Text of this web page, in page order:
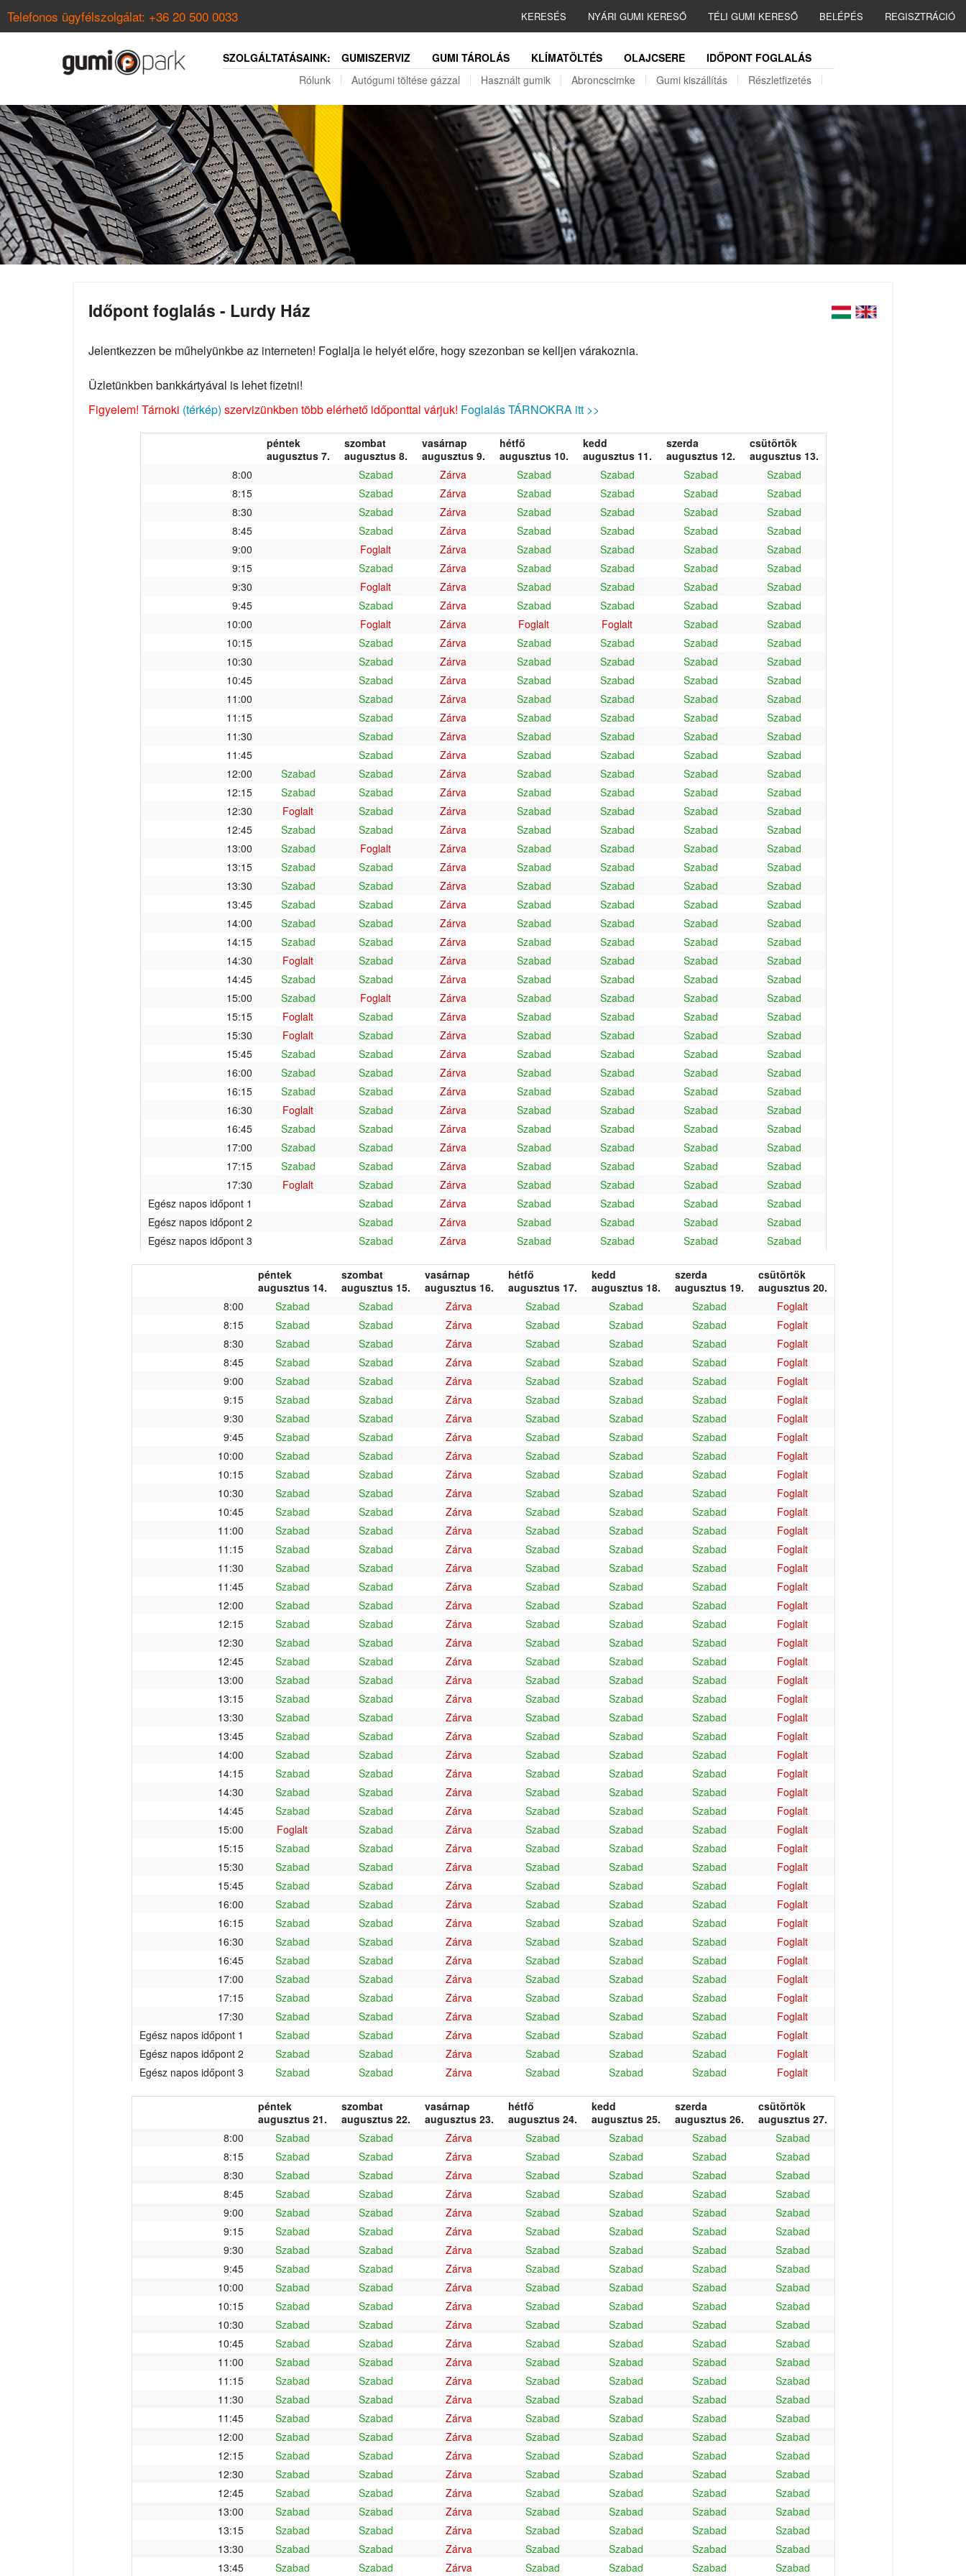
Telefonos ügyfélszolgálat: +36 20 500 0033 KERESÉS NYÁRI GUMI KERESŐ TÉLI GUMI KERESŐ BELÉPÉS REGISZTRÁCIÓ
SZOLGÁLTATÁSAINK: GUMISZERVIZ GUMI TÁROLÁS KLÍMATÖLTÉS OLAJCSERE
IDŐPONT FOGLALÁS
Rólunk
Autógumi töltése gázzal Használt gumik Abroncscimke Gumi kiszállítás Részletfizetés
Időpont foglalás - Lurdy Ház
Jelentkezzen be műhelyünkbe az interneten! Foglalja le helyét előre, hogy szezonban se kelljen várakoznia.
Üzletünkben bankkártyával is lehet fizetni!
Figyelem! Tárnoki (térkép) szervizünkben több elérhető időponttal várjuk! Foglalás TÁRNOKRA itt >>
péntek
augusztus 7.
szombat
augusztus 8.
vasárnap
augusztus 9.
hétfő
augusztus 10.
kedd
augusztus 11.
szerda
augusztus 12.
csütörtök
augusztus 13.
8:00
Szabad Zárva Szabad Szabad Szabad
Szabad
8:15
Szabad Zárva Szabad Szabad Szabad
Szabad
8:30
Szabad Zárva Szabad Szabad Szabad
Szabad
8:45
Szabad Zárva Szabad Szabad Szabad
Szabad
9:00
Foglalt Zárva Szabad Szabad Szabad
Szabad
9:15
Szabad Zárva Szabad Szabad Szabad
Szabad
9:30
Foglalt Zárva Szabad Szabad Szabad
Szabad
9:45
Szabad Zárva Szabad Szabad Szabad
Szabad
10:00
Foglalt Zárva Foglalt Foglalt Szabad
Szabad
10:15
Szabad Zárva Szabad Szabad Szabad
Szabad
10:30
Szabad Zárva Szabad Szabad Szabad
Szabad
10:45
Szabad Zárva Szabad Szabad Szabad
Szabad
11:00
Szabad Zárva Szabad Szabad Szabad
Szabad
11:15
Szabad Zárva Szabad Szabad Szabad
Szabad
11:30
Szabad Zárva Szabad Szabad Szabad
Szabad
11:45
Szabad Zárva Szabad Szabad Szabad
Szabad
12:00
Szabad Szabad Zárva Szabad Szabad Szabad
Szabad
12:15
Szabad Szabad Zárva Szabad Szabad Szabad
Szabad
12:30
Foglalt Szabad Zárva Szabad Szabad Szabad
Szabad
12:45
Szabad Szabad Zárva Szabad Szabad Szabad
Szabad
13:00
Szabad Foglalt Zárva Szabad Szabad Szabad
Szabad
13:15
Szabad Szabad Zárva Szabad Szabad Szabad
Szabad
13:30
Szabad Szabad Zárva Szabad Szabad Szabad
Szabad
13:45
Szabad Szabad Zárva Szabad Szabad Szabad
Szabad
14:00
Szabad Szabad Zárva Szabad Szabad Szabad
Szabad
14:15
Szabad Szabad Zárva Szabad Szabad Szabad
Szabad
14:30
Foglalt Szabad Zárva Szabad Szabad Szabad
Szabad
14:45
Szabad Szabad Zárva Szabad Szabad Szabad
Szabad
15:00
Szabad Foglalt Zárva Szabad Szabad Szabad
Szabad
15:15
Foglalt Szabad Zárva Szabad Szabad Szabad
Szabad
15:30
Foglalt Szabad Zárva Szabad Szabad Szabad
Szabad
15:45
Szabad Szabad Zárva Szabad Szabad Szabad
Szabad
16:00
Szabad Szabad Zárva Szabad Szabad Szabad
Szabad
16:15
Szabad Szabad Zárva Szabad Szabad Szabad
Szabad
16:30
Foglalt Szabad Zárva Szabad Szabad Szabad
Szabad
16:45
Szabad Szabad Zárva Szabad Szabad Szabad
Szabad
17:00
Szabad Szabad Zárva Szabad Szabad Szabad
Szabad
17:15
Szabad Szabad Zárva Szabad Szabad Szabad
Szabad
17:30
Foglalt Szabad Zárva Szabad Szabad Szabad
Szabad
Egész napos időpont 1
Szabad Zárva Szabad Szabad Szabad
Szabad
Egész napos időpont 2
Szabad Zárva Szabad Szabad Szabad
Szabad
Egész napos időpont 3
Szabad Zárva Szabad Szabad Szabad Szabad
péntek
augusztus 14.
szombat
augusztus 15.
vasárnap
augusztus 16.
hétfő
augusztus 17.
kedd
augusztus 18.
szerda
augusztus 19.
csütörtök
augusztus 20.
8:00
Szabad Szabad Zárva Szabad Szabad Szabad
Foglalt
8:15
Szabad Szabad Zárva Szabad Szabad Szabad
Foglalt
8:30
Szabad Szabad Zárva Szabad Szabad Szabad
Foglalt
8:45
Szabad Szabad Zárva Szabad Szabad Szabad
Foglalt
9:00
Szabad Szabad Zárva Szabad Szabad Szabad
Foglalt
9:15
Szabad Szabad Zárva Szabad Szabad Szabad
Foglalt
9:30
Szabad Szabad Zárva Szabad Szabad Szabad
Foglalt
9:45
Szabad Szabad Zárva Szabad Szabad Szabad
Foglalt
10:00
Szabad Szabad Zárva Szabad Szabad Szabad
Foglalt
10:15
Szabad Szabad Zárva Szabad Szabad Szabad
Foglalt
10:30
Szabad Szabad Zárva Szabad Szabad Szabad
Foglalt
10:45
Szabad Szabad Zárva Szabad Szabad Szabad
Foglalt
11:00
Szabad Szabad Zárva Szabad Szabad Szabad
Foglalt
11:15
Szabad Szabad Zárva Szabad Szabad Szabad
Foglalt
11:30
Szabad Szabad Zárva Szabad Szabad Szabad
Foglalt
11:45
Szabad Szabad Zárva Szabad Szabad Szabad
Foglalt
12:00
Szabad Szabad Zárva Szabad Szabad Szabad
Foglalt
12:15
Szabad Szabad Zárva Szabad Szabad Szabad
Foglalt
12:30
Szabad Szabad Zárva Szabad Szabad Szabad
Foglalt
12:45
Szabad Szabad Zárva Szabad Szabad Szabad
Foglalt
13:00
Szabad Szabad Zárva Szabad Szabad Szabad
Foglalt
13:15
Szabad Szabad Zárva Szabad Szabad Szabad
Foglalt
13:30
Szabad Szabad Zárva Szabad Szabad Szabad
Foglalt
13:45
Szabad Szabad Zárva Szabad Szabad Szabad
Foglalt
14:00
Szabad Szabad Zárva Szabad Szabad Szabad
Foglalt
14:15
Szabad Szabad Zárva Szabad Szabad Szabad
Foglalt
14:30
Szabad Szabad Zárva Szabad Szabad Szabad
Foglalt
14:45
Szabad Szabad Zárva Szabad Szabad Szabad
Foglalt
15:00
Foglalt Szabad Zárva Szabad Szabad Szabad
Foglalt
15:15
Szabad Szabad Zárva Szabad Szabad Szabad
Foglalt
15:30
Szabad Szabad Zárva Szabad Szabad Szabad
Foglalt
15:45
Szabad Szabad Zárva Szabad Szabad Szabad
Foglalt
16:00
Szabad Szabad Zárva Szabad Szabad Szabad
Foglalt
16:15
Szabad Szabad Zárva Szabad Szabad Szabad
Foglalt
16:30
Szabad Szabad Zárva Szabad Szabad Szabad
Foglalt
16:45
Szabad Szabad Zárva Szabad Szabad Szabad
Foglalt
17:00
Szabad Szabad Zárva Szabad Szabad Szabad
Foglalt
17:15
Szabad Szabad Zárva Szabad Szabad Szabad
Foglalt
17:30
Szabad Szabad Zárva Szabad Szabad Szabad
Foglalt
Egész napos időpont 1
Szabad Szabad Zárva Szabad Szabad Szabad
Foglalt
Egész napos időpont 2
Szabad Szabad Zárva Szabad Szabad Szabad
Foglalt
Egész napos időpont 3
Szabad Szabad Zárva Szabad Szabad Szabad Foglalt
péntek
augusztus 21.
szombat
augusztus 22.
vasárnap
augusztus 23.
hétfő
augusztus 24.
kedd
augusztus 25.
szerda
augusztus 26.
csütörtök
augusztus 27.
8:00
Szabad Szabad Zárva Szabad Szabad Szabad
Szabad
8:15
Szabad Szabad Zárva Szabad Szabad Szabad
Szabad
8:30
Szabad Szabad Zárva Szabad Szabad Szabad
Szabad
8:45
Szabad Szabad Zárva Szabad Szabad Szabad
Szabad
9:00
Szabad Szabad Zárva Szabad Szabad Szabad
Szabad
9:15
Szabad Szabad Zárva Szabad Szabad Szabad
Szabad
9:30
Szabad Szabad Zárva Szabad Szabad Szabad
Szabad
9:45
Szabad Szabad Zárva Szabad Szabad Szabad
Szabad
10:00
Szabad Szabad Zárva Szabad Szabad Szabad
Szabad
10:15
Szabad Szabad Zárva Szabad Szabad Szabad
Szabad
10:30
Szabad Szabad Zárva Szabad Szabad Szabad
Szabad
10:45
Szabad Szabad Zárva Szabad Szabad Szabad
Szabad
11:00
Szabad Szabad Zárva Szabad Szabad Szabad
Szabad
11:15
Szabad Szabad Zárva Szabad Szabad Szabad
Szabad
11:30
Szabad Szabad Zárva Szabad Szabad Szabad
Szabad
11:45
Szabad Szabad Zárva Szabad Szabad Szabad
Szabad
12:00
Szabad Szabad Zárva Szabad Szabad Szabad
Szabad
12:15
Szabad Szabad Zárva Szabad Szabad Szabad
Szabad
12:30
Szabad Szabad Zárva Szabad Szabad Szabad
Szabad
12:45
Szabad Szabad Zárva Szabad Szabad Szabad
Szabad
13:00
Szabad Szabad Zárva Szabad Szabad Szabad
Szabad
13:15
Szabad Szabad Zárva Szabad Szabad Szabad
Szabad
13:30
Szabad Szabad Zárva Szabad Szabad Szabad
Szabad
13:45
Szabad Szabad Zárva Szabad Szabad Szabad Szabad